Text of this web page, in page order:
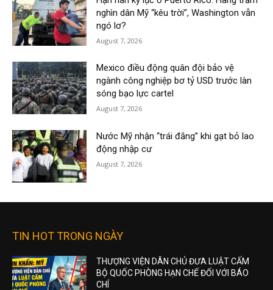
nghìn dân Mỹ “kêu trời”, Washington vẫn
ngó lơ?
August 7, 2026
Mexico điều động quân đội bảo vệ
ngành công nghiệp bơ tỷ USD trước làn
sóng bạo lực cartel
August 7, 2026
Nước Mỹ nhận “trái đắng” khi gạt bỏ lao
động nhập cư
August 7, 2026
TIN HOT TRONG NGÀY
THƯỢNG VIỆN DÂN CHỦ ĐƯA LUẬT CẤM
BỘ QUỐC PHÒNG HẠN CHẾ ĐỐI VỚI BÁO
CHÍ